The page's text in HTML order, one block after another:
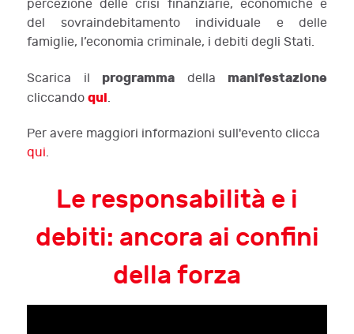
percezione delle crisi finanziarie, economiche e
del sovraindebitamento individuale e delle
famiglie, l’economia criminale, i debiti degli Stati.
Scarica il programma della manifestazione
cliccando qui.
Per avere maggiori informazioni sull'evento clicca
qui.
Le responsabilità e i
debiti: ancora ai confini
della forza